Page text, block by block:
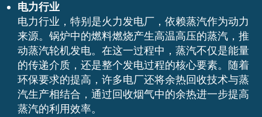
电力行业
电力行业，特别是火力发电厂，依赖蒸汽作为动力
来源。锅炉中的燃料燃烧产生高温高压的蒸汽，推
动蒸汽轮机发电。在这一过程中，蒸汽不仅是能量
的传递介质，还是整个发电过程的核心要素。随着
环保要求的提高，许多电厂还将余热回收技术与蒸
汽生产相结合，通过回收烟气中的余热进一步提高
蒸汽的利用效率。